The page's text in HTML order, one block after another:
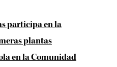
participa en la
plantas
en la Comunidad